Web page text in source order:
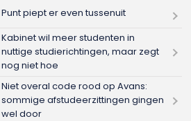
Punt piept er even tussenuit
Kabinet wil meer studenten in
nuttige studierichtingen, maar zegt
nog niet hoe
Niet overal code rood op Avans:
sommige afstudeerzittingen gingen
wel door